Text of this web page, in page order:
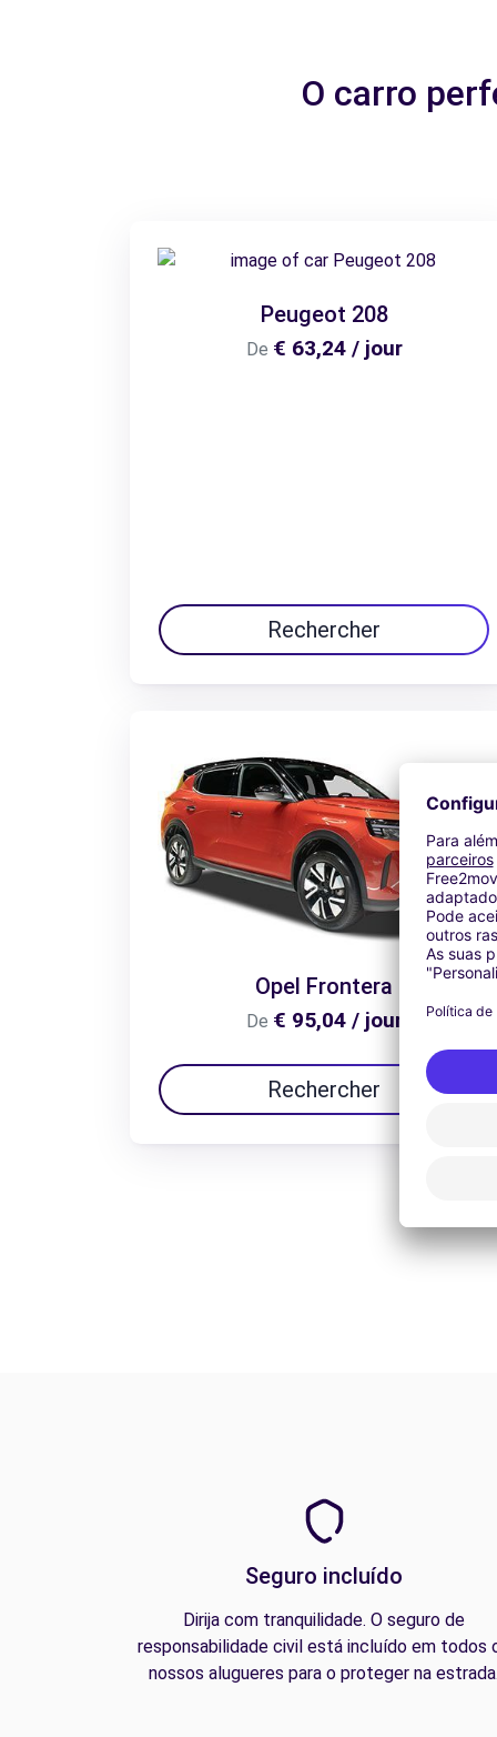
O carro
Peugeot 208
De € 63,24 / jour
Rechercher
Opel Frontera
De € 95,04 / jour
Rechercher
Seguro incluído
Dirija com tranquilidade. O seguro de
responsabilidade civil está incluído em todos
nossos alugueres para o proteger na